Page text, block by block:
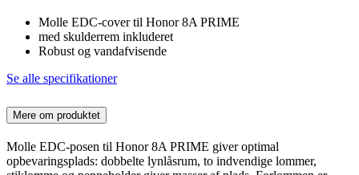
Molle EDC-cover til Honor 8A PRIME
med skulderrem inkluderet
Robust og vandafvisende
Se alle specifikationer
Mere om produktet
Molle EDC-posen til Honor 8A PRIME giver optimal
opbevaringsplads: dobbelte lynlåsrum, to indvendige lommer,